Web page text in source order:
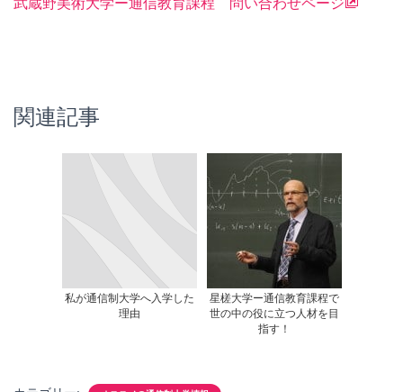
武蔵野美術大学ー通信教育課程 問い合わせページ
関連記事
私が通信制大学へ入学した
理由
星槎大学ー通信教育課程で
世の中の役に立つ人材を目
指す！